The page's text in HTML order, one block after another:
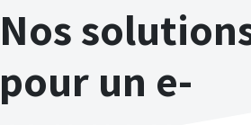
Nos
pour un e-